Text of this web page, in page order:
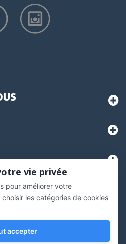
des Avis Garantis,
Grego - tous droits
vie privée
pour améliorer votre
les catégories de cookies
accepter